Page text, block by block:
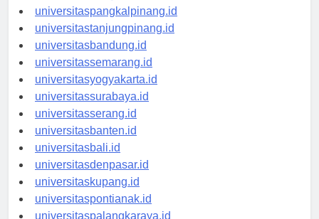
universitasbengkulu.id
universitaspangkalpinang.id
universitastanjungpinang.id
universitasbandung.id
universitassemarang.id
universitasyogyakarta.id
universitassurabaya.id
universitasserang.id
universitasbanten.id
universitasbali.id
universitasdenpasar.id
universitaskupang.id
universitaspontianak.id